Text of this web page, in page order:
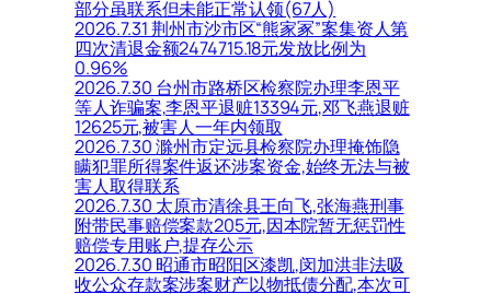
部分虽联系但未能正常认领(67人)
2026.7.31 荆州市沙市区“熊家冢”案集资人第
四次清退金额2474715.18元发放比例为
0.96%
2026.7.30 台州市路桥区检察院办理李恩平
等人诈骗案,李恩平退赃13394元,邓飞燕退赃
12625元,被害人一年内领取
2026.7.30 滁州市定远县检察院办理掩饰隐
瞒犯罪所得案件返还涉案资金,始终无法与被
害人取得联系
2026.7.30 太原市清徐县王向飞,张海燕刑事
附带民事赔偿案款205元,因本院暂无惩罚性
赔偿专用账户,提存公示
2026.7.30 昭通市昭阳区漆凯,闵加洪非法吸
收公众存款案涉案财产以物抵债分配,本次可